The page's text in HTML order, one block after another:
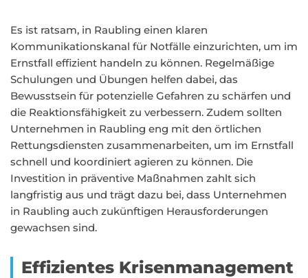
Es ist ratsam, in Raubling einen klaren
Kommunikationskanal für Notfälle einzurichten, um im
Ernstfall effizient handeln zu können. Regelmäßige
Schulungen und Übungen helfen dabei, das
Bewusstsein für potenzielle Gefahren zu schärfen und
die Reaktionsfähigkeit zu verbessern. Zudem sollten
Unternehmen in Raubling eng mit den örtlichen
Rettungsdiensten zusammenarbeiten, um im Ernstfall
schnell und koordiniert agieren zu können. Die
Investition in präventive Maßnahmen zahlt sich
langfristig aus und trägt dazu bei, dass Unternehmen
in Raubling auch zukünftigen Herausforderungen
gewachsen sind.
Effizientes Krisenmanagement